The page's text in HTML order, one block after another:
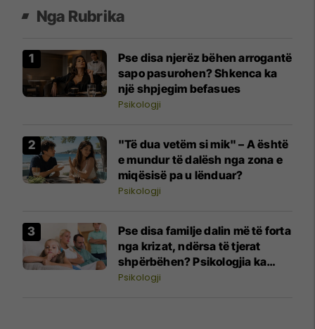
Nga Rubrika
Pse disa njerëz bëhen arrogantë
sapo pasurohen? Shkenca ka
një shpjegim befasues
Psikologji
"Të dua vetëm si mik" – A është
e mundur të dalësh nga zona e
miqësisë pa u lënduar?
Psikologji
Pse disa familje dalin më të forta
nga krizat, ndërsa të tjerat
shpërbëhen? Psikologjia ka
përgjigjen
Psikologji